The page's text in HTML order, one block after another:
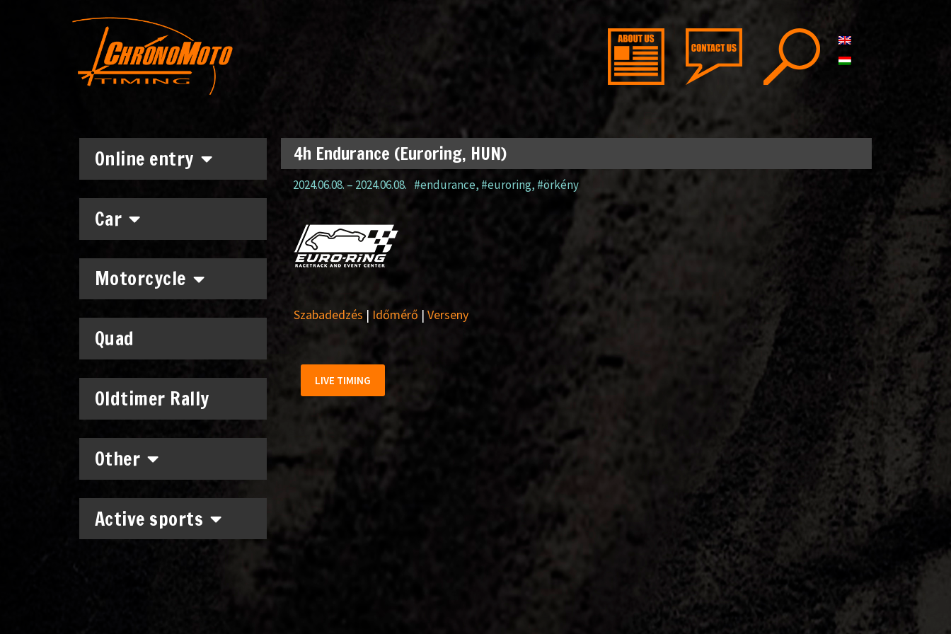
Online entry
Car
Motorcycle
Quad
Oldtimer Rally
Other
Active sports
4h Endurance (Euroring, HUN)
2024.06.08.– 2024.06.08. #endurance, #euroring, #örkény
Szabadedzés | Időmérő | Verseny
LIVE TIMING